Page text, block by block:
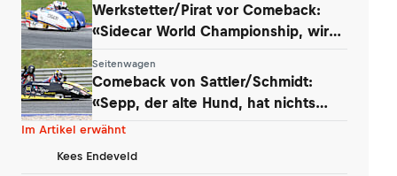
Werkstetter/Pirat vor Comeback:
«Sidecar World Championship, wir
Seitenwagen
Comeback von Sattler/Schmidt:
«Sepp, der alte Hund, hat nichts
verlernt»
Im Artikel erwähnt
Kees Endeveld